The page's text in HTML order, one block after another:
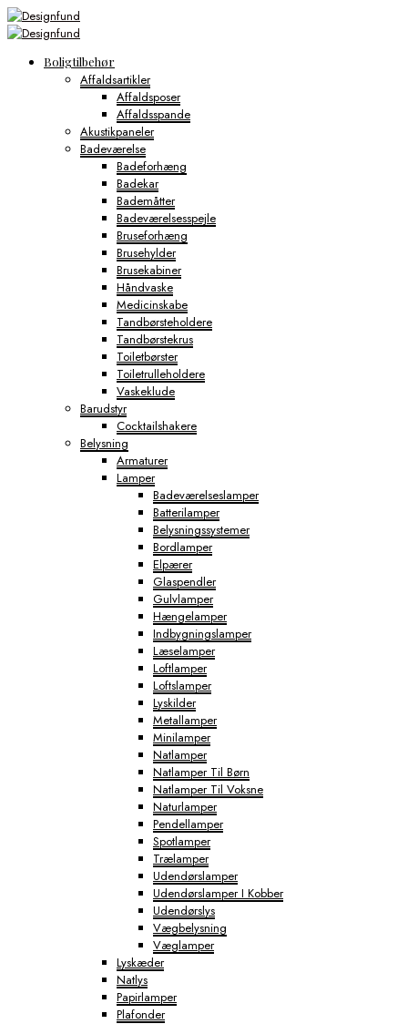
Boligtilbehør
Affaldsartikler
Affaldsposer
Affaldsspande
Akustikpaneler
Badeværelse
Badeforhæng
Badekar
Bademåtter
Badeværelsesspejle
Bruseforhæng
Brusehylder
Brusekabiner
Håndvaske
Medicinskabe
Tandbørsteholdere
Tandbørstekrus
Toiletbørster
Toiletrulleholdere
Vaskeklude
Barudstyr
Cocktailshakere
Belysning
Armaturer
Lamper
Badeværelseslamper
Batterilamper
Belysningssystemer
Bordlamper
Elpærer
Glaspendler
Gulvlamper
Hængelamper
Indbygningslamper
Læselamper
Loftlamper
Loftslamper
Lyskilder
Metallamper
Minilamper
Natlamper
Natlamper Til Børn
Natlamper Til Voksne
Naturlamper
Pendellamper
Spotlamper
Trælamper
Udendørslamper
Udendørslamper I Kobber
Udendørslys
Vægbelysning
Væglamper
Lyskæder
Natlys
Papirlamper
Plafonder